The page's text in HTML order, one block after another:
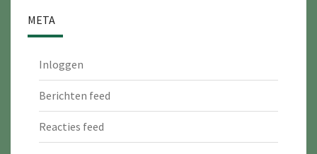
META
Inloggen
Berichten feed
Reacties feed